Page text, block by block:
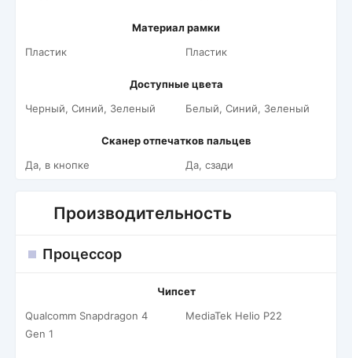
Материал рамки
Пластик
Пластик
Доступные цвета
Черный, Синий, Зеленый
Белый, Синий, Зеленый
Сканер отпечатков пальцев
Да, в кнопке
Да, сзади
Производительность
Процессор
Чипсет
Qualcomm Snapdragon 4
Gen 1
MediaTek Helio P22